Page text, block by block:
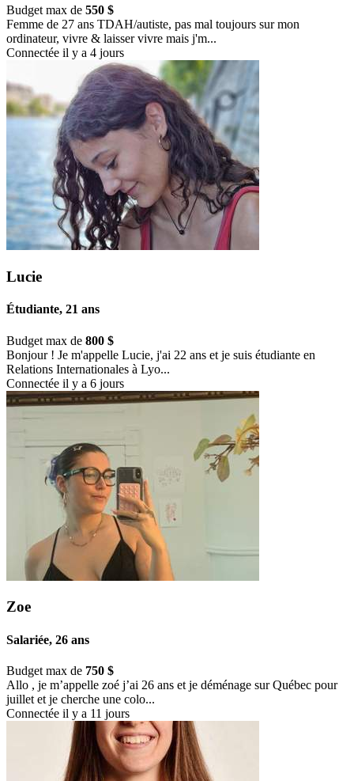
Budget max de 550 $
Femme de 27 ans TDAH/autiste, pas mal toujours sur mon
ordinateur, vivre & laisser vivre mais j'm...
Connectée il y a 4 jours
Lucie
Étudiante, 21 ans
Budget max de 800 $
Bonjour ! Je m'appelle Lucie, j'ai 22 ans et je suis étudiante en
Relations Internationales à Lyo...
Connectée il y a 6 jours
Zoe
Salariée, 26 ans
Budget max de 750 $
Allo , je m’appelle zoé j’ai 26 ans et je déménage sur Québec pour
juillet et je cherche une colo...
Connectée il y a 11 jours